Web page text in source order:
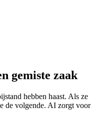
gemiste zaak
hebben haast. Als ze
de volgende. AI zorgt voor